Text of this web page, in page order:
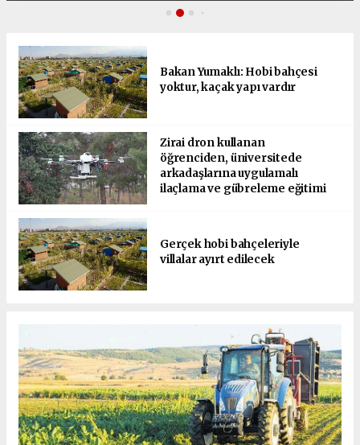
Bakan Yumaklı: Hobi bahçesi
yoktur, kaçak yapı vardır
Zirai dron kullanan
öğrenciden, üniversitede
arkadaşlarına uygulamalı
ilaçlama ve gübreleme eğitimi
Gerçek hobi bahçeleriyle
villalar ayırt edilecek